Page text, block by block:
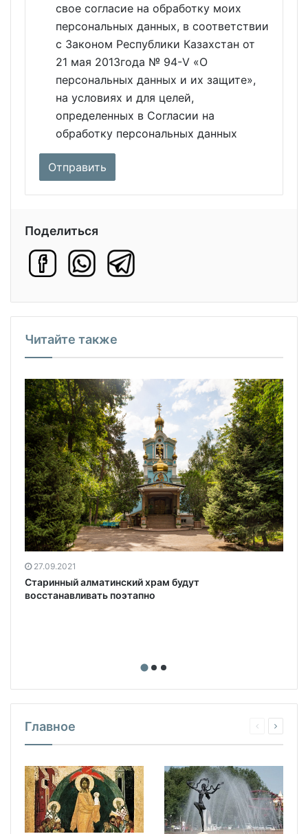
свое согласие на обработку моих
персональных данных, в соответствии
с Законом Республики Казахстан от
21 мая 2013года № 94-V «О
персональных данных и их защите»,
на условиях и для целей,
определенных в Согласии на
обработку персональных данных
Поделиться
Читайте также
27.09.2021
Старинный алматинский храм будут
восстанавливать поэтапно
Главное